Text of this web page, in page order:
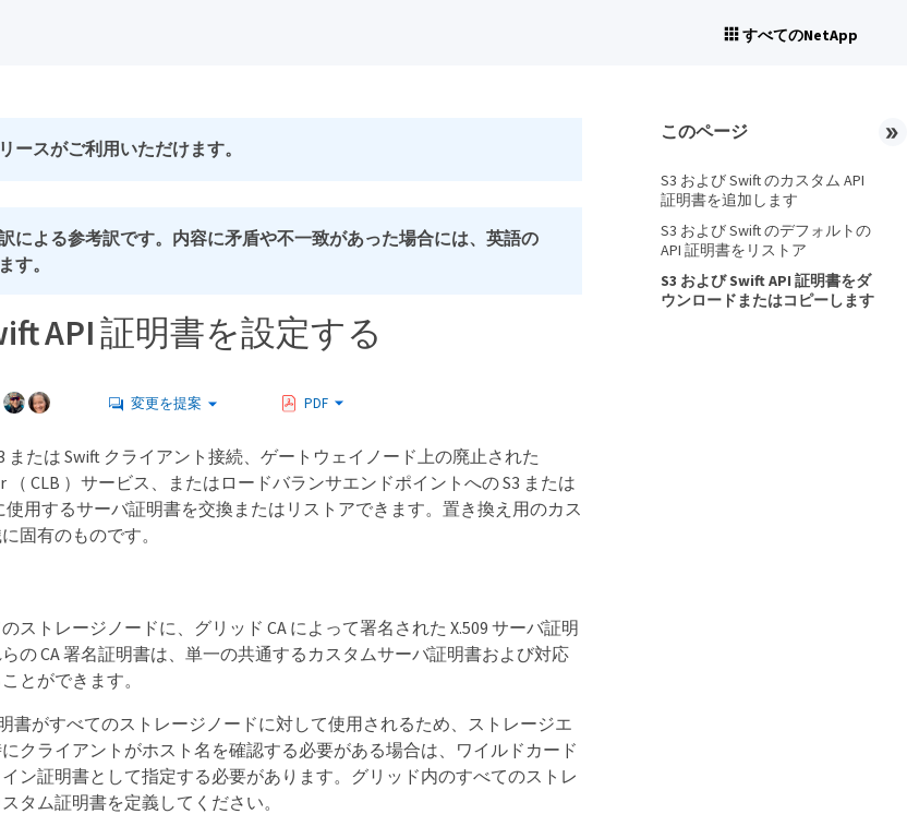
すべてのNetApp
ースがご利用いただけます。
による参考訳です。内容に矛盾や不一致があった場合には、英語の
す。
API 証明書を設定する
変更を提案 PDF
または Swift クライアント接続、ゲートウェイノード上の廃止された
（ CLB ）サービス、またはロードバランサエンドポイントへの S3 または
使用するサーバ証明書を交換またはリストアできます。置き換え用のカス
固有のものです。
ストレージノードに、グリッド CA によって署名された X.509 サーバ証明
の CA 署名証明書は、単一の共通するカスタムサーバ証明書および対応
とができます。
書がすべてのストレージノードに対して使用されるため、ストレージエ
クライアントがホスト名を確認する必要がある場合は、ワイルドカード
ン証明書として指定する必要があります。グリッド内のすべてのストレ
タム証明書を定義してください。
このページ
S3 および Swift のカスタム API
証明書を追加します
S3 および Swift のデフォルトの
API 証明書をリストア
S3 および Swift API 証明書をダ
ウンロードまたはコピーします